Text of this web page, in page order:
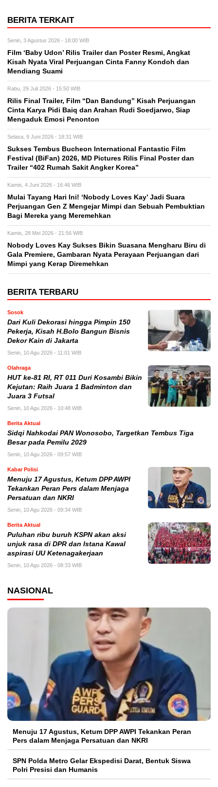
BERITA TERKAIT
Senin, 3 Agustus 2026 - 18:00 WIB
Film ‘Baby Udon’ Rilis Trailer dan Poster Resmi, Angkat
Kisah Nyata Viral Perjuangan Cinta Fanny Kondoh dan
Mendiang Suami
Rabu, 29 Juli 2026 - 15:50 WIB
Rilis Final Trailer, Film “Dan Bandung” Kisah Perjuangan
Cinta Karya Pidi Baiq dan Arahan Rudi Soedjarwo, Siap
Mengaduk Emosi Penonton
Selasa, 9 Juni 2026 - 18:31 WIB
Sukses Tembus Bucheon International Fantastic Film
Festival (BiFan) 2026, MD Pictures Rilis Final Poster dan
Trailer “402 Rumah Sakit Angker Korea”
Kamis, 4 Juni 2026 - 16:46 WIB
Mulai Tayang Hari Ini! ‘Nobody Loves Kay’ Jadi Suara
Perjuangan Gen Z Mengejar Mimpi dan Sebuah Pembuktian
Bagi Mereka yang Meremehkan
Kamis, 28 Mei 2026 - 21:56 WIB
Nobody Loves Kay Sukses Bikin Suasana Mengharu Biru di
Gala Premiere, Gambaran Nyata Perayaan Perjuangan dari
Mimpi yang Kerap Diremehkan
BERITA TERBARU
Sosok
Dari Kuli Dekorasi hingga Pimpin 150
Pekerja, Kisah H.Bolo Bangun Bisnis
Dekor Kain di Jakarta
Senin, 10 Agu 2026 - 11:01 WIB
Olahraga
HUT ke-81 RI, RT 011 Duri Kosambi Bikin
Kejutan: Raih Juara 1 Badminton dan
Juara 3 Futsal
Senin, 10 Agu 2026 - 10:48 WIB
Berita Aktual
Sidqi Nahkodai PAN Wonosobo, Targetkan Tembus Tiga
Besar pada Pemilu 2029
Senin, 10 Agu 2026 - 09:57 WIB
Kabar Polisi
Menuju 17 Agustus, Ketum DPP AWPI
Tekankan Peran Pers dalam Menjaga
Persatuan dan NKRI
Senin, 10 Agu 2026 - 09:34 WIB
Berita Aktual
Puluhan ribu buruh KSPN akan aksi
unjuk rasa di DPR dan Istana Kawal
aspirasi UU Ketenagakerjaan
Senin, 10 Agu 2026 - 08:33 WIB
NASIONAL
Menuju 17 Agustus, Ketum DPP AWPI Tekankan Peran
Pers dalam Menjaga Persatuan dan NKRI
SPN Polda Metro Gelar Ekspedisi Darat, Bentuk Siswa
Polri Presisi dan Humanis